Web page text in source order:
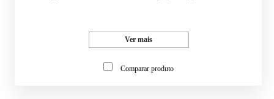
Ver mais
Comparar produto